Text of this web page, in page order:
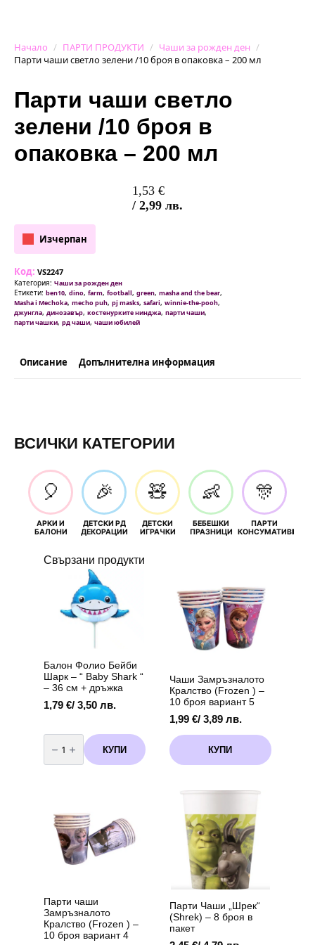
Начало ПАРТИ ПРОДУКТИ
Чаши за рожден ден
Парти чаши светло зелени /10 броя в опаковка – 200 мл
Парти чаши светло
зелени /10 броя в
опаковка – 200 мл
1,53 €
/ 2,99 лв.
Изчерпан
Код: VS2247
Категория: Чаши за рожден ден
Етикети: ben10, dino, farm, football, green, masha and the bear,
Masha i Mechoka, mecho puh, pj masks, safari, winnie-the-pooh,
джунгла, динозавър, костенурките нинджа, парти чаши,
парти чашки, рд чаши, чаши юбилей
Описание Допълнителна информация
ВСИЧКИ КАТЕГОРИИ
🎈
АРКИ И
БАЛОНИ
🎉
ДЕТСКИ РД
ДЕКОРАЦИИ
🧸
ДЕТСКИ
ИГРАЧКИ
👶
БЕБЕШКИ
ПРАЗНИЦИ
🎊
ПАРТИ
КОНСУМАТИВИ
Свързани продукти
Балон Фолио Бейби
Шарк – “ Baby Shark “
– 36 см + дръжка
1,79 €/ 3,50 лв.
количество
за
Балон
Фолио
Baby
Shark
КУПИ
Чаши Замръзналото
Кралство (Frozen ) –
10 броя вариант 5
1,99 €/ 3,89 лв.
КУПИ
Парти чаши
Замръзналото
Кралство (Frozen ) –
10 броя вариант 4
Парти Чаши „Шрек“
(Shrek) – 8 броя в
пакет